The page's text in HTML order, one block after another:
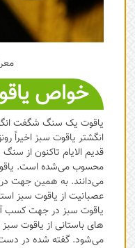
خواص
یاقوت یک سنگ شگفت
انگشتر یاقوت سبز اخیراً
قدیم الایام تاکنون از
محسوب می‌شده است.
می‌دانند. به همین جهت
عصبانیت از یاقوت سبز
یاقوت سبز در جهت کسب
های باستانی از یاقوت
می‌شود. گفته شده در